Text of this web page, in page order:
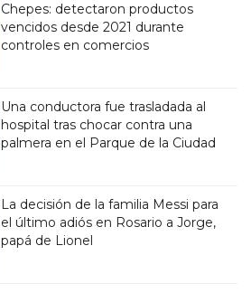
Chepes: detectaron productos
vencidos desde 2021 durante
controles en comercios
Una conductora fue trasladada al
hospital tras chocar contra una
palmera en el Parque de la Ciudad
La decisión de la familia Messi para
el último adiós en Rosario a Jorge,
papá de Lionel